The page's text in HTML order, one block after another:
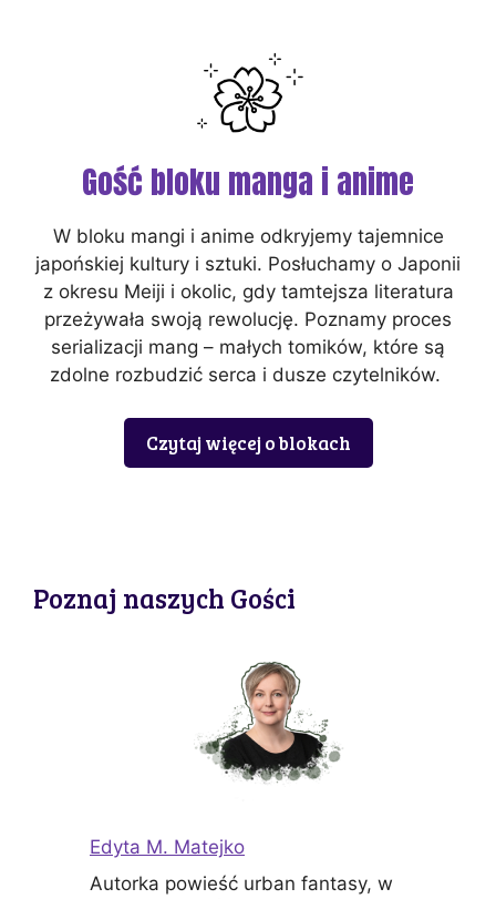
Gość bloku manga i anime
W bloku mangi i anime odkryjemy tajemnice
japońskiej kultury i sztuki. Posłuchamy o Japonii
z okresu Meiji i okolic, gdy tamtejsza literatura
przeżywała swoją rewolucję. Poznamy proces
serializacji mang – małych tomików, które są
zdolne rozbudzić serca i dusze czytelników.
Czytaj więcej o blokach
Poznaj naszych Gości
Edyta M. Matejko
Autorka powieść urban fantasy, w